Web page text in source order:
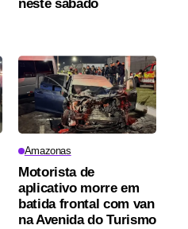
neste sábado
Amazonas
Motorista de
aplicativo morre em
batida frontal com van
na Avenida do Turismo